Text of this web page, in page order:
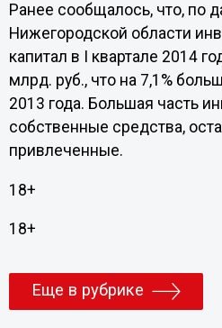
Ранее сообщалось, что, по
Нижегородской области
капитал в I квартале 2014
млрд. руб., что на 7,1%
2013 года. Большая часть
собственные средства,
привлеченные.
18+
18+
Еще в рубрике